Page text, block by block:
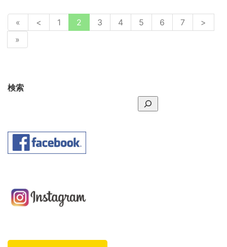
« < 1 2 3 4 5 6 7
>
»
検索